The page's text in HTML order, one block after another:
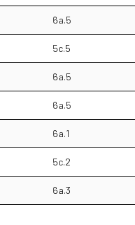
6a.5
5c.5
6a.5
6a.5
6a.1
5c.2
6a.3